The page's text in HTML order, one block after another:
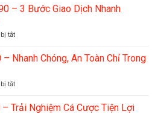
Trường
Mở
Cực
Giản
Nhập
NOHU90
Truy
Thiên
Cược
1s
– 3 Bước Giao Dịch Nhanh
tắtở
Tiền
3
Giao
Nhanh Chóng, An Toàn Chỉ Trong
tắtở
Tiền
Trải Nghiệm Cá Cược Tiện Lợi